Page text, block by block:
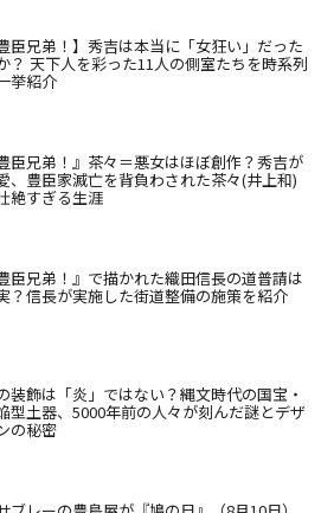
豊臣兄弟！】秀吉は本当に「女狂い」だった
？ 天下人を彩った11人の側室たちを時系列
挙紹介
豊臣兄弟！』茶々＝悪女はほぼ創作？秀吉が
、豊臣家滅亡を背負わされた茶々(井上和)
絶すぎる生涯
豊臣兄弟！』で描かれた織田信長の道普請は
？信長が実施した街道整備の施策を紹介
装飾は「炎」ではない？縄文時代の国宝・
型土器、5000年前の人々が刻んだ謎とデザ
の秘密